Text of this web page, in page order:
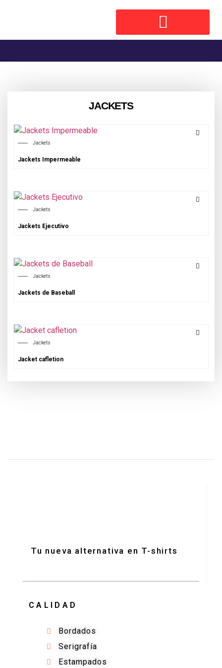
JACKETS
Jackets
Jackets Impermeable
Jackets
Jackets Ejecutivo
Jackets
Jackets de Baseball
Jackets
Jacket cafletion
Tu nueva alternativa en T-shirts
CALIDAD
Bordados
Serigrafía
Estampados